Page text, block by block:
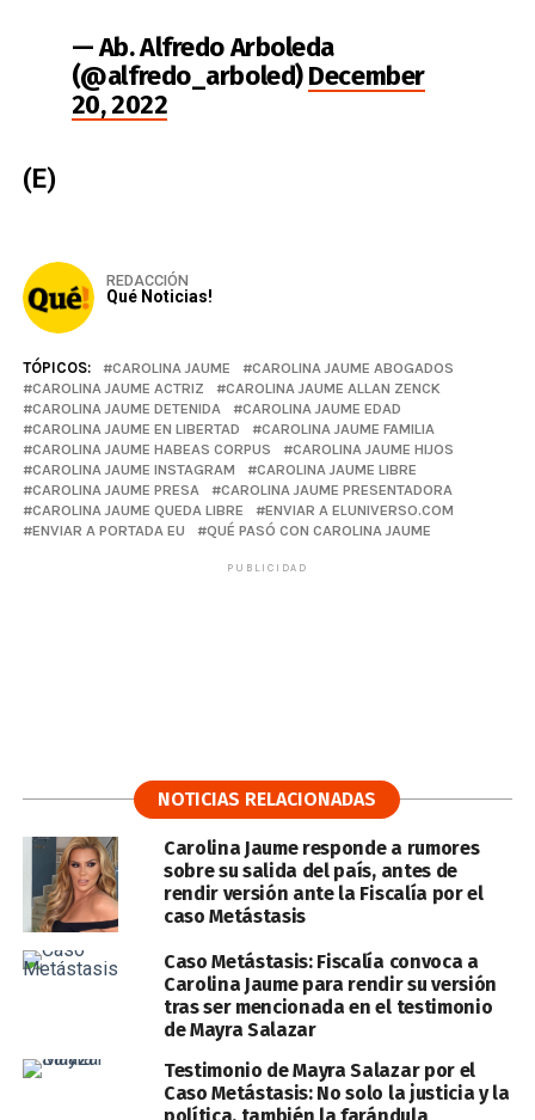
— Ab. Alfredo Arboleda
(@alfredo_arboled)December
20, 2022
(E)
REDACCIÓN
Qué Noticias!
TÓPICOS: CAROLINA JAUME
CAROLINA JAUME ABOGADOS
CAROLINA JAUME ACTRIZ
CAROLINA JAUME ALLAN ZENCK
CAROLINA JAUME DETENIDA
CAROLINA JAUME EDAD
CAROLINA JAUME EN LIBERTAD
CAROLINA JAUME FAMILIA
CAROLINA JAUME HABEAS CORPUS
CAROLINA JAUME HIJOS
CAROLINA JAUME INSTAGRAM
CAROLINA JAUME LIBRE
CAROLINA JAUME PRESA
CAROLINA JAUME PRESENTADORA
CAROLINA JAUME QUEDA LIBRE
ENVIAR A ELUNIVERSO.COM
ENVIAR A PORTADA EU
QUÉ PASÓ CON CAROLINA JAUME
PUBLICIDAD
NOTICIAS RELACIONADAS
Carolina Jaume responde a rumores
sobre su salida del país, antes de
rendir versión ante la Fiscalía por el
caso Metástasis
Caso Metástasis: Fiscalía convoca a
Carolina Jaume para rendir su versión
tras ser mencionada en el testimonio
de Mayra Salazar
Testimonio de Mayra Salazar por el
Caso Metástasis: No solo la justicia y la
política, también la farándula